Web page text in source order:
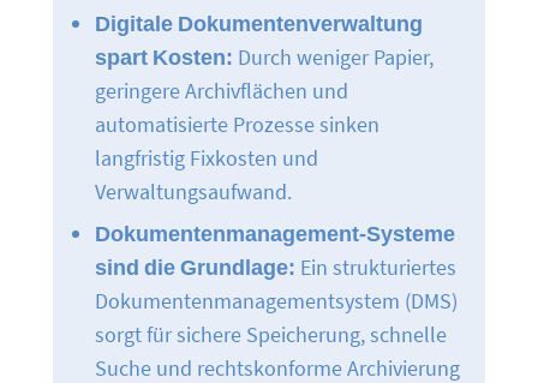
Digitale Dokumentenverwaltung
spart Kosten: Durch weniger Papier,
geringere Archivflächen und
automatisierte Prozesse sinken
langfristig Fixkosten und
Verwaltungsaufwand.
Dokumentenmanagement-Systeme
sind die Grundlage: Ein strukturiertes
Dokumentenmanagementsystem (DMS)
sorgt für sichere Speicherung, schnelle
Suche und rechtskonforme Archivierung